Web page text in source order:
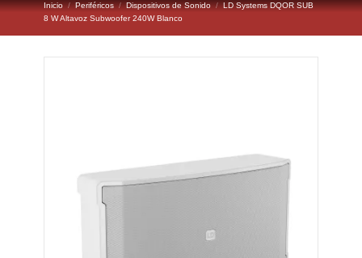
Inicio Periféricos Dispositivos de Sonido
LD Systems DQOR­ SUB
8 W Altavoz Subwoofer 240W Blanco